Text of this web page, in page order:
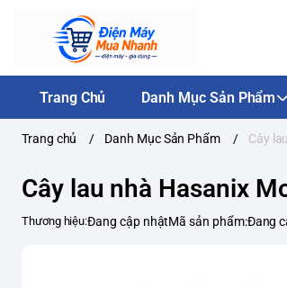
Trang Chủ Danh Mục Sản Phẩm
Trang chủ / Danh Mục Sản Phẩm / Cây
Cây lau nhà Hasanix
Thương hiệu:Đang cập nhậtMã sản phẩm:Đang